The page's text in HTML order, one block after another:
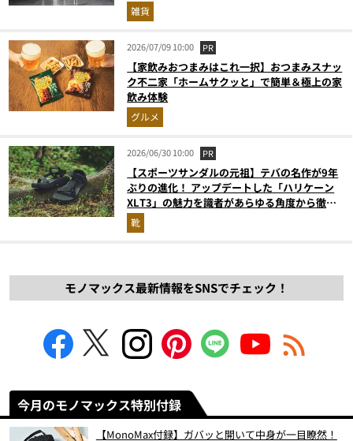
雑貨
2026/07/09 10:00 PR
【家飲みおつまみはこれ一択】おつまみスナッ
ク不二家「ホームサクッと」で簡単＆極上の家
飲み体験
グルメ
2026/06/30 10:00 PR
【スポーツサンダルの元祖】テバの名作が9年
ぶりの進化！ アップデートした「ハリケーン
XLT3」の魅力を識者があらゆる角度から徹底
解説！
靴
モノマックス最新情報をSNSでチェック！
今月のモノマックス特別付録
【MonoMax付録】ガバッと開いて中身が一目瞭然！